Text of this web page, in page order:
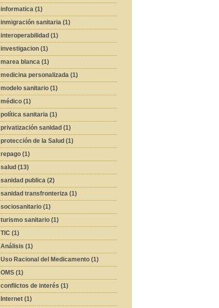
informatica (1)
inmigración sanitaria (1)
interoperabilidad (1)
investigacion (1)
marea blanca (1)
medicina personalizada (1)
modelo sanitario (1)
médico (1)
política sanitaria (1)
privatización sanidad (1)
protección de la Salud (1)
repago (1)
salud (13)
sanidad publica (2)
sanidad transfronteriza (1)
sociosanitario (1)
turismo sanitario (1)
TIC (1)
Análisis (1)
Uso Racional del Medicamento (1)
OMS (1)
conflictos de interés (1)
Internet (1)